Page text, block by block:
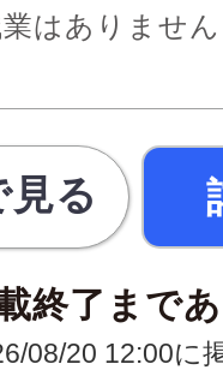
はありませ
る
終了まで
08/20 12:00に